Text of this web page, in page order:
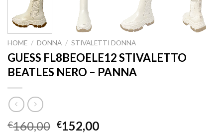
HOME / DONNA / STIVALETTI DONNA
GUESS FL8BEOELE12 STIVALETTO
BEATLES NERO – PANNA
€160,00 €152,00